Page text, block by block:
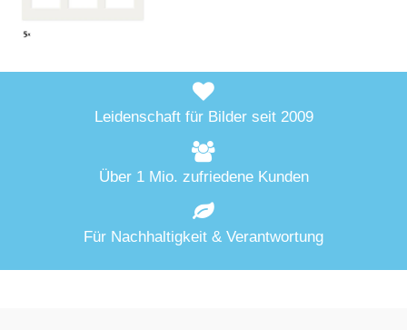
Leidenschaft für Bilder seit 2009
Über 1 Mio. zufriedene Kunden
Für Nachhaltigkeit & Verantwortung